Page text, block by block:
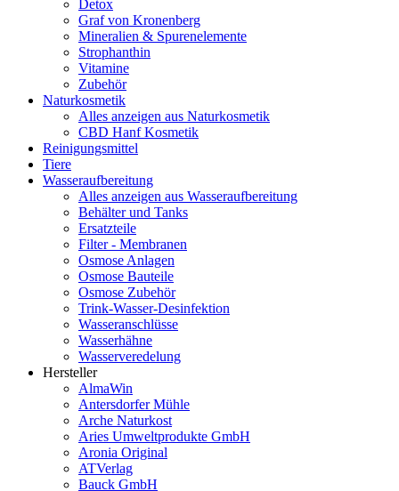
Detox
Graf von Kronenberg
Mineralien & Spurenelemente
Strophanthin
Vitamine
Zubehör
Naturkosmetik
Alles anzeigen aus Naturkosmetik
CBD Hanf Kosmetik
Reinigungsmittel
Tiere
Wasseraufbereitung
Alles anzeigen aus Wasseraufbereitung
Behälter und Tanks
Ersatzteile
Filter - Membranen
Osmose Anlagen
Osmose Bauteile
Osmose Zubehör
Trink-Wasser-Desinfektion
Wasseranschlüsse
Wasserhähne
Wasserveredelung
Hersteller
AlmaWin
Antersdorfer Mühle
Arche Naturkost
Aries Umweltprodukte GmbH
Aronia Original
ATVerlag
Bauck GmbH